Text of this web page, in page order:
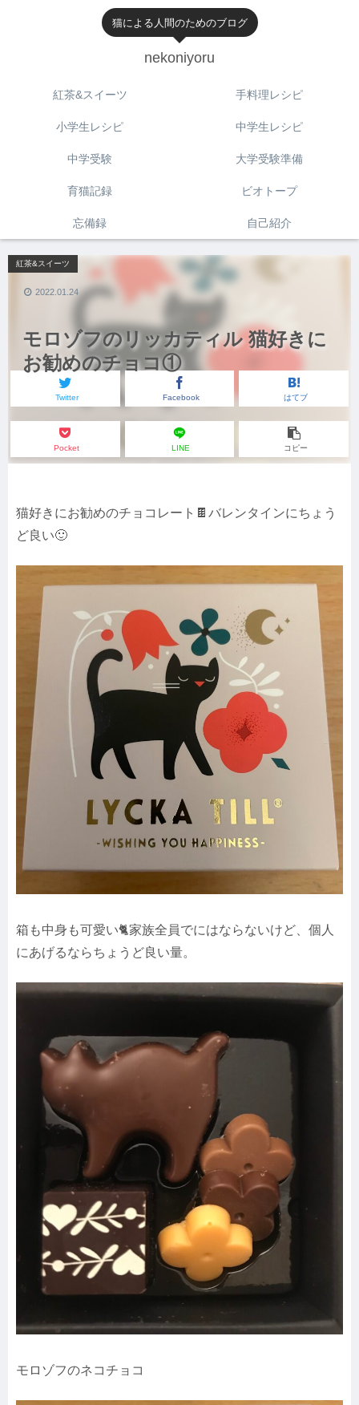
猫による人間のためのブログ
nekoniyoru
紅茶&スイーツ 手料理レシピ
小学生レシピ 中学生レシピ
中学受験 大学受験準備
育猫記録 ビオトープ
忘備録 自己紹介
モロゾフのリッカティル 猫好きに
お勧めのチョコ①
紅茶&スイーツ
Twitter Facebook はてブ
Pocket LINE コピー
2022.01.24
猫好きにお勧めのチョコレート🍫バレンタインにちょう
ど良い🙂
箱も中身も可愛い🐈家族全員でにはならないけど、個人
にあげるならちょうど良い量。
モロゾフのネコチョコ